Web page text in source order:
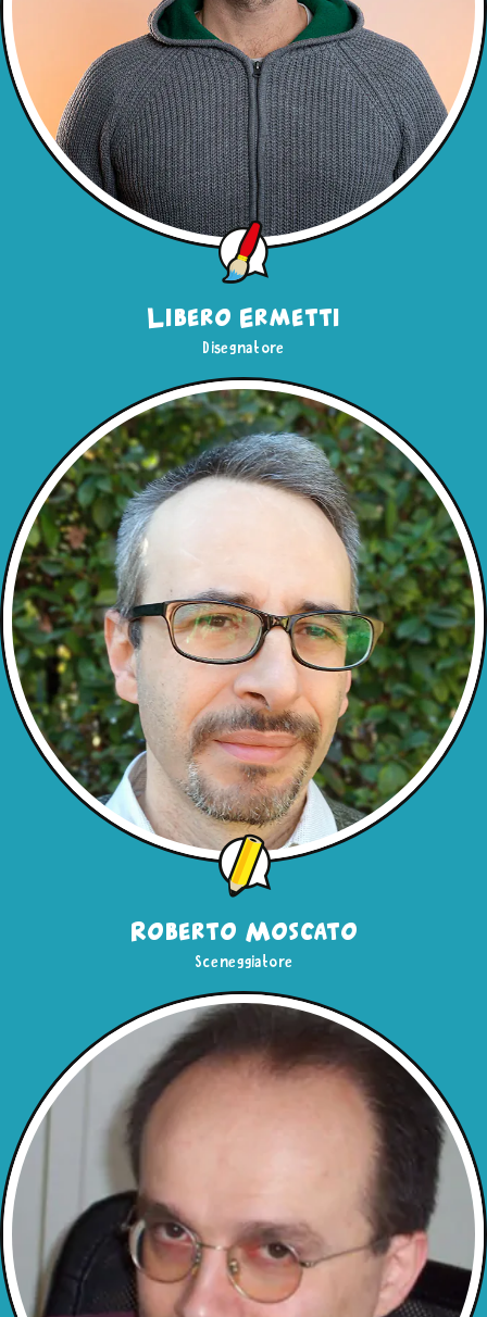
Libero Ermetti
Disegnatore
Roberto Moscato
Sceneggiatore